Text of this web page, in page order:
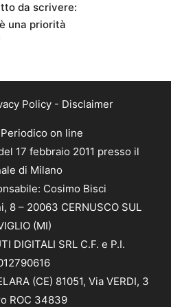
da scrivere:
una priorità
Policy- Disclaimer
on line
17 febbraio 2011 presso il
di Milano
Cosimo Bisci
8 – 20063 CERNUSCO SUL
(MI)
DIGITALI SRL C.F. e P.I.
(CE) 81051, Via VERDI, 3
ROC 34839